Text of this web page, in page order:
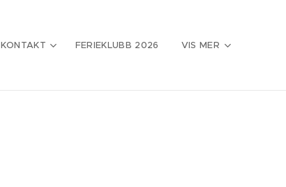
KONTAKT FERIEKLUBB 2026 VIS MER